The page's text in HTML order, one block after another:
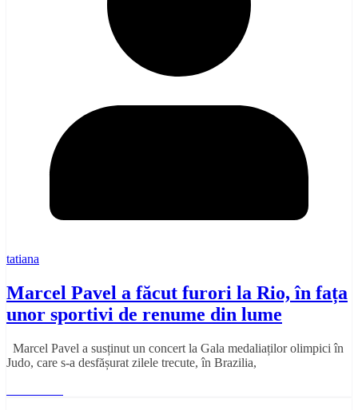
tatiana
Marcel Pavel a făcut furori la Rio, în fața
unor sportivi de renume din lume
Marcel Pavel a susținut un concert la Gala medaliaților olimpici în
Judo, care s-a desfășurat zilele trecute, în Brazilia,